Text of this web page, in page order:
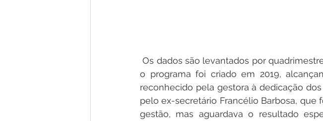
Os dados são levantados por quadrimestre, e Brasiléia atingiu a maior nota desde que
o programa foi criado em 2019,
reconhecido pela gestora à dedicação
pelo ex-secretário Francélio Barbosa, que
gestão, mas aguardava o resultado